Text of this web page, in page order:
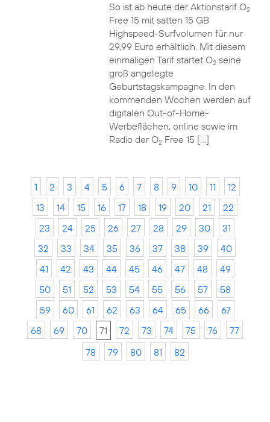
So ist ab heute der Aktionstarif O2
Free 15 mit satten 15 GB
Highspeed-Surfvolumen für nur
29,99 Euro erhältlich. Mit diesem
einmaligen Tarif startet O2seine
groß angelegte
Geburtstagskampagne. In den
kommenden Wochen werden auf
digitalen Out-of-Home-
Werbeflächen, online sowie im
Radio der O2Free 15 […]
1 2 3 4 5 6 7 8 9 10 11
12
13
14 15 16 17 18 19 20 21
22
23
24 25 26 27 28 29 30
31
32
33 34 35 36 37 38 39
40
41
42 43 44 45 46 47 48
49
50
51 52 53 54 55 56 57
58
59
60 61 62 63 64 65 66
67
68
69 70 71 72 73 74 75 76
77
78
79 80 81 82